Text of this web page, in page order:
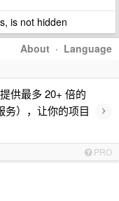
is not hidden
About · Language
供最多 20+ 倍的
务），让你的项目
›
PRO